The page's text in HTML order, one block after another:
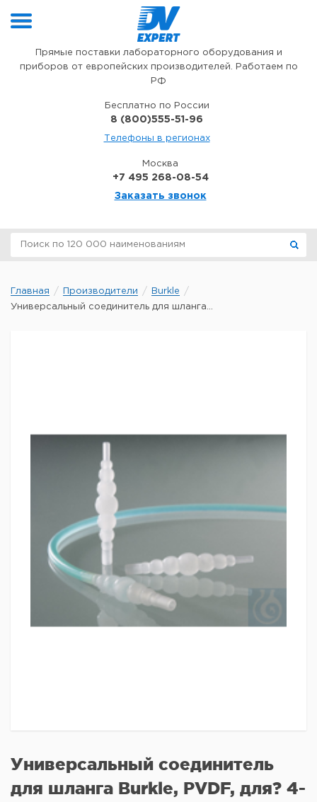
Прямые поставки лабораторного оборудования и
приборов от европейских производителей. Работаем по
РФ
Бесплатно по России
8 (800)555-51-96
Телефоны в регионах
Москва
+7 495 268-08-54
Заказать звонок
Главная Производители
Burkle
Универсальный соединитель для шланга...
Универсальный соединитель
для шланга Burkle, PVDF, для? 4-